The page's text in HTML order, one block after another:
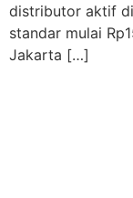
distributor aktif
standar mulai
Jakarta […]